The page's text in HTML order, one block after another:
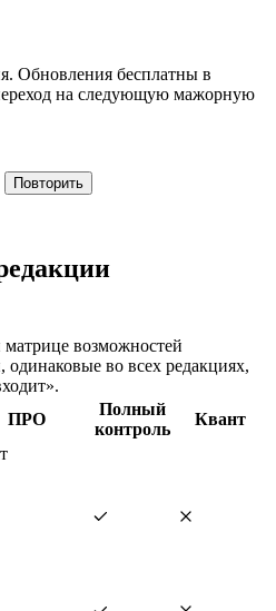
Обновления бесплатны в
на следующую мажорную
Повторить
возможностей
одинаковые во всех редакциях,
ПРО
Полный
контроль
Квант